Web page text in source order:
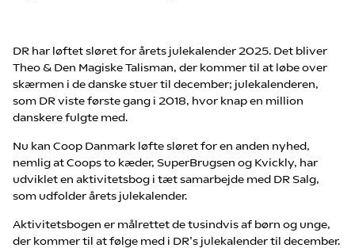
DR har løftet sløret for årets julekalender 2025. Det bliver
Theo & Den Magiske Talisman, der kommer til at løbe over
skærmen i de danske stuer til december; julekalenderen,
som DR viste første gang i 2018, hvor knap en million
danskere fulgte med.
Nu kan Coop Danmark løfte sløret for en anden nyhed,
nemlig at Coops to kæder, SuperBrugsen og Kvickly, har
udviklet en aktivitetsbog i tæt samarbejde med DR Salg,
som udfolder årets julekalender.
Aktivitetsbogen er målrettet de tusindvis af børn og unge,
der kommer til at følge med i DR’s julekalender til december.